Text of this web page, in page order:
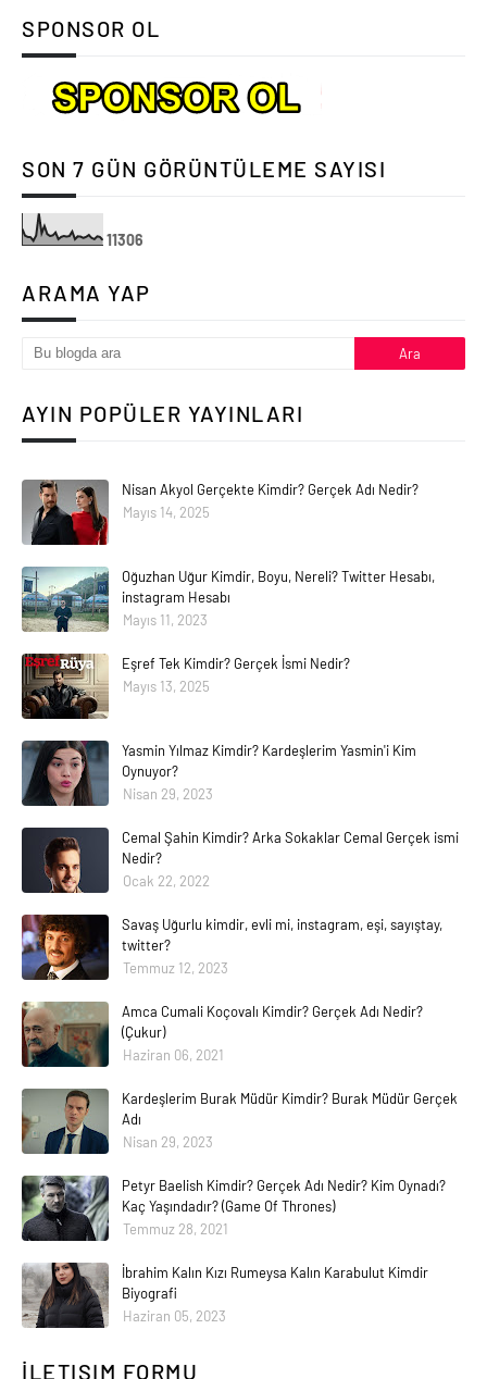
SPONSOR OL
SON 7 GÜN GÖRÜNTÜLEME SAYISI
11306
ARAMA YAP
AYIN POPÜLER YAYINLARI
Nisan Akyol Gerçekte Kimdir? Gerçek Adı Nedir?
Mayıs 14, 2025
Oğuzhan Uğur Kimdir, Boyu, Nereli? Twitter Hesabı,
instagram Hesabı
Mayıs 11, 2023
Eşref Tek Kimdir? Gerçek İsmi Nedir?
Mayıs 13, 2025
Yasmin Yılmaz Kimdir? Kardeşlerim Yasmin'i Kim
Oynuyor?
Nisan 29, 2023
Cemal Şahin Kimdir? Arka Sokaklar Cemal Gerçek ismi
Nedir?
Ocak 22, 2022
Savaş Uğurlu kimdir, evli mi, instagram, eşi, sayıştay,
twitter?
Temmuz 12, 2023
Amca Cumali Koçovalı Kimdir? Gerçek Adı Nedir?
(Çukur)
Haziran 06, 2021
Kardeşlerim Burak Müdür Kimdir? Burak Müdür Gerçek
Adı
Nisan 29, 2023
Petyr Baelish Kimdir? Gerçek Adı Nedir? Kim Oynadı?
Kaç Yaşındadır? (Game Of Thrones)
Temmuz 28, 2021
İbrahim Kalın Kızı Rumeysa Kalın Karabulut Kimdir
Biyografi
Haziran 05, 2023
İLETIŞIM FORMU